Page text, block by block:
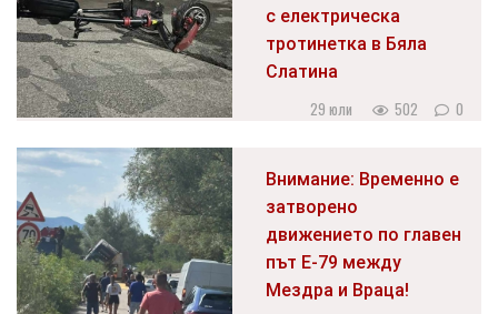
с електрическа
тротинетка в Бяла
Слатина
29 юли 502 0
Внимание: Временно е
затворено
движението по главен
път Е-79 между
Мездра и Враца!